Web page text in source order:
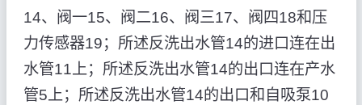
14、阀一15、阀二16、阀三17、阀四18和压
力传感器19；所述反洗出水管14的进口连在出
水管11上；所述反洗出水管14的出口连在产水
管5上；所述反洗出水管14的出口和自吸泵10